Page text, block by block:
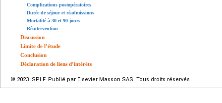
Complications postopératoires
Durée de séjour et réadmissions
Mortalité à 30 et 90 jours
Réintervention
Discussion
Limite de l’étude
Conclusion
Déclaration de liens d’intérêts
© 2023 SPLF. Publié par Elsevier Masson SAS. Tous droits réservés.